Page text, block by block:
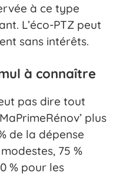
à ce type
L’éco-PTZ peut
sans intérêts.
à connaître
pas dire tout
plus
de la dépense
75 %
% pour les